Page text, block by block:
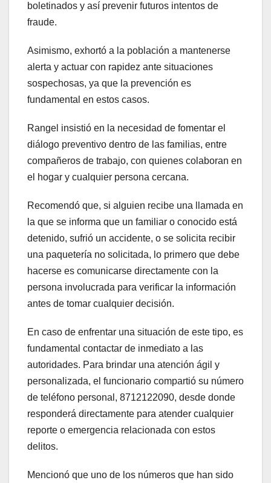
boletinados y así prevenir futuros intentos de
fraude.
Asimismo, exhortó a la población a mantenerse
alerta y actuar con rapidez ante situaciones
sospechosas, ya que la prevención es
fundamental en estos casos.
Rangel insistió en la necesidad de fomentar el
diálogo preventivo dentro de las familias, entre
compañeros de trabajo, con quienes colaboran en
el hogar y cualquier persona cercana.
Recomendó que, si alguien recibe una llamada en
la que se informa que un familiar o conocido está
detenido, sufrió un accidente, o se solicita recibir
una paquetería no solicitada, lo primero que debe
hacerse es comunicarse directamente con la
persona involucrada para verificar la información
antes de tomar cualquier decisión.
En caso de enfrentar una situación de este tipo, es
fundamental contactar de inmediato a las
autoridades. Para brindar una atención ágil y
personalizada, el funcionario compartió su número
de teléfono personal, 8712122090, desde donde
responderá directamente para atender cualquier
reporte o emergencia relacionada con estos
delitos.
Mencionó que uno de los números que han sido